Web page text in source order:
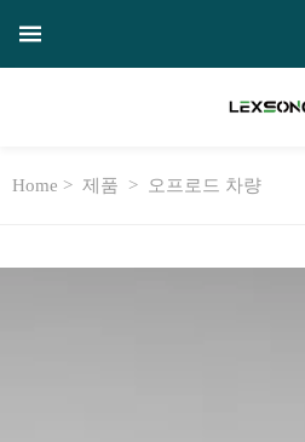
Home > 제품 > 오프로드 차량